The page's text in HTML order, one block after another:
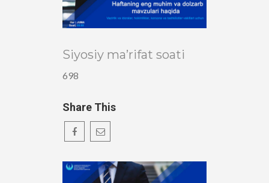
Siyosiy ma’rifat soati
698
Share This